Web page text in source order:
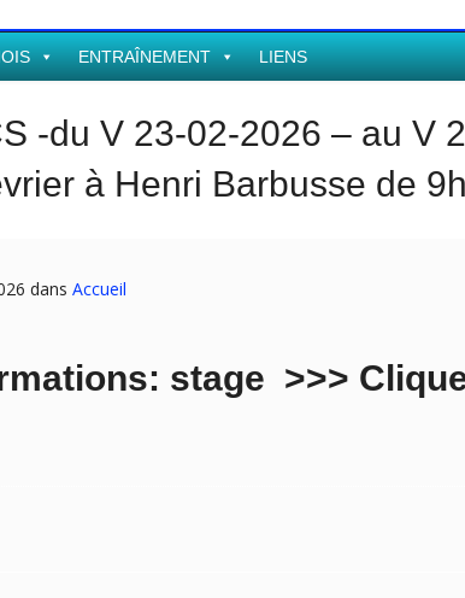
ENTRAÎNEMENT LIENS
-du V 23-02-2026 – au V
à Henri Barbusse de
dans Accueil
stage >>>